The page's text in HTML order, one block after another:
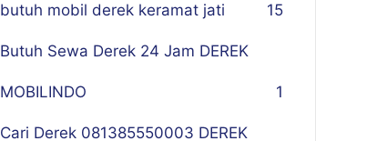
butuh mobil derek keramat jati 15
Butuh Sewa Derek 24 Jam DEREK
MOBILINDO 1
Cari Derek 081385550003 DEREK